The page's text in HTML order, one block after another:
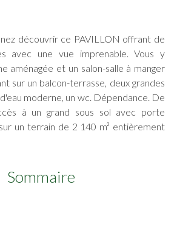
découvrir ce PAVILLON offrant de
avec une vue imprenable. Vous y
aménagée et un salon-salle à manger
sur un balcon-terrasse, deux grandes
moderne, un wc. Dépendance. De
à un grand sous sol avec porte
un terrain de 2 140 m² entièrement
Sommaire